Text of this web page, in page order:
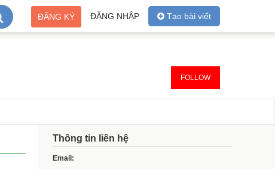
Tạo bài viết
ĐĂNG NHẬP
ĐĂNG KÝ
FOLLOW
Thông tin liên hệ
Email: